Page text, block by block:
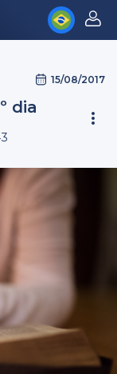
15/08/2017
dia